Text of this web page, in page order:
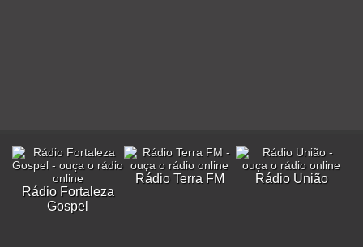
Rádio Fortaleza
Gospel
Rádio Terra FM Rádio União